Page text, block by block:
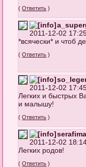
(Ответить )
2011-12-02
*всячески* и чтоб
(Ответить )
2011-12-02
Легких и быстрых
и малышу!
(Ответить )
2011-12-02
Легких родов!
(Ответить )